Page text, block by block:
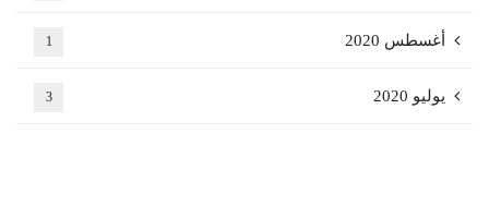
أغسطس 2020 1
يوليو 2020 3